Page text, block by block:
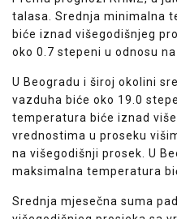
talasa. Srednja minimalna
biće iznad višegodišnjeg
oko 0.7 stepeni u odnosu
U Beogradu i široj okolini
vazduha biće oko 19.0
temperatura biće iznad
vrednostima u proseku
na višegodišnji prosek. U
maksimalna temperatura
Srednja mjesečna suma